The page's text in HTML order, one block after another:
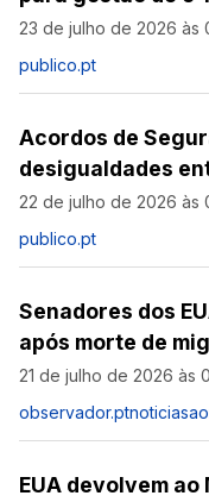
23 de julho de 2026 às
publico.pt
Acordos de
desigualdades
22 de julho de 2026 às
publico.pt
Senadores dos
após morte de
21 de julho de 2026 às
observador.pt
EUA devolvem